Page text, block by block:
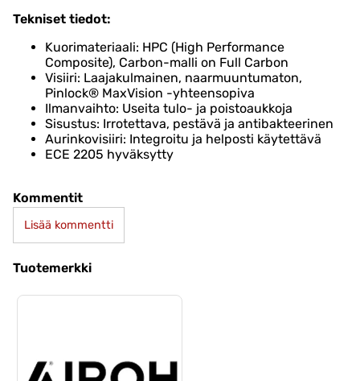
Tekniset tiedot:
Kuorimateriaali: HPC (High Performance
Composite), Carbon-malli on Full Carbon
Visiiri: Laajakulmainen, naarmuuntumaton,
Pinlock® MaxVision -yhteensopiva
Ilmanvaihto: Useita tulo- ja poistoaukkoja
Sisustus: Irrotettava, pestävä ja antibakteerinen
Aurinkovisiiri: Integroitu ja helposti käytettävä
ECE 2205 hyväksytty
Kommentit
Lisää kommentti
Tuotemerkki